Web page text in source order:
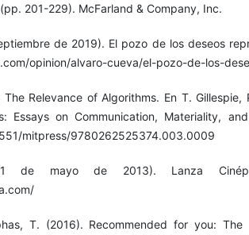
201-229). McFarland & Company, Inc.
de 2019). El pozo de los deseos
opinion/alvaro-cueva/el-pozo-de-los-
The Relevance of Algorithms. En T.
Essays on Communication, Materiality,
mitpress/9780262525374.003.0009
de mayo de 2013). Lanza
T. (2016). Recommended for you: